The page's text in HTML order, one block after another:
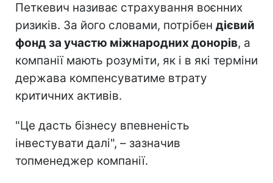
Петкевич називає страхування воєнних
ризиків. За його словами, потрібен дієвий
фонд за участю міжнародних донорів, а
компанії мають розуміти, як і в які терміни
держава компенсуватиме втрату
критичних активів.
"Це дасть бізнесу впевненість
інвестувати далі", – зазначив
топменеджер компанії.